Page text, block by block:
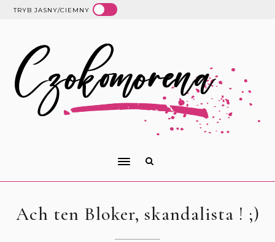
TRYB JASNY/CIEMNY
Ach ten Bloker, skandalista ! ;)